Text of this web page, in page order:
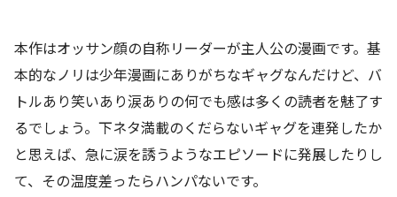
本作はオッサン顔の自称リーダーが主人公の漫画です。基
本的なノリは少年漫画にありがちなギャグなんだけど、バ
トルあり笑いあり涙ありの何でも感は多くの読者を魅了す
るでしょう。下ネタ満載のくだらないギャグを連発したか
と思えば、急に涙を誘うようなエピソードに発展したりし
て、その温度差ったらハンパないです。